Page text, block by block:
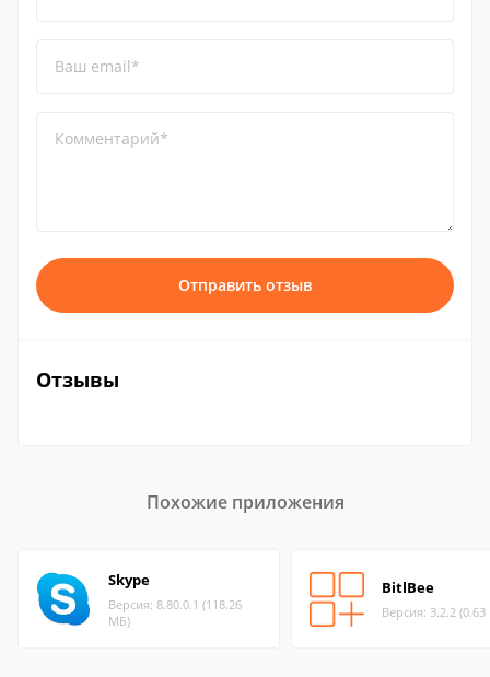
Ваш email*
Комментарий*
Отправить отзыв
Отзывы
Похожие приложения
Skype
Версия: 8.80.0.1 (118.26
МБ)
BitlBee
Версия: 3.2.2